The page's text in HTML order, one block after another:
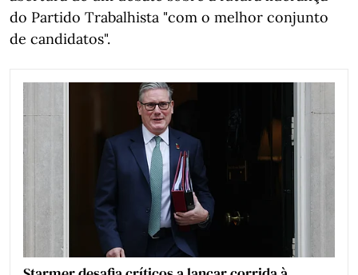
do Partido Trabalhista "com o melhor conjunto
de candidatos".